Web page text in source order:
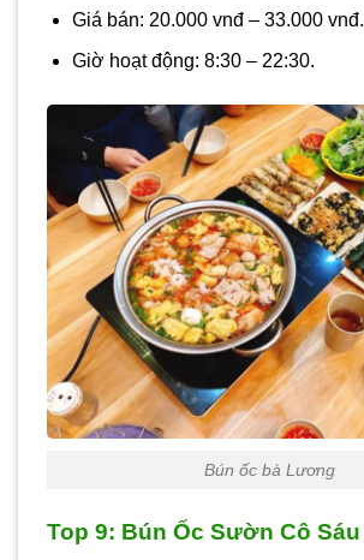
Giá bán: 20.000 vnđ – 33.000 vnđ.
Giờ hoạt động: 8:30 – 22:30.
Bún ốc bà Lương
Top 9: Bún Ốc Sườn Cô Sáu